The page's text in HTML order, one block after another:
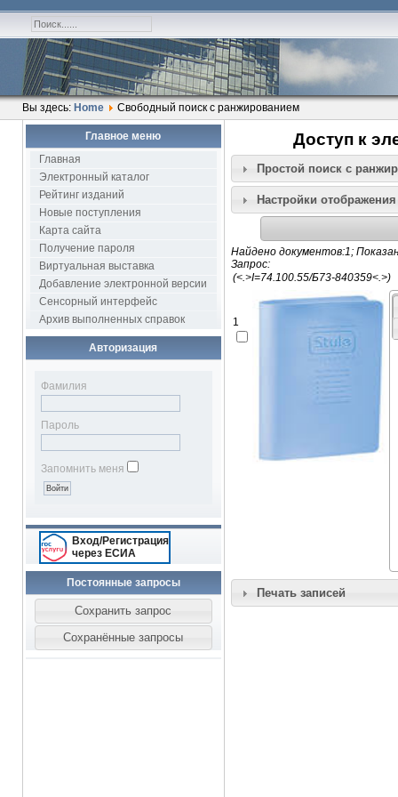
Вы здесь: Home Свободный поиск с ранжированием
Главное меню
Главная
Электронный каталог
Рейтинг изданий
Новые поступления
Карта сайта
Получение пароля
Виртуальная выставка
Добавление электронной версии
Сенсорный интерфейс
Архив выполненных справок
Авторизация
Фамилия
Пароль
Запомнить меня
Вход/Регистрация
через ЕСИА
Постоянные запросы
Доступ к
Простой поиск c
Настройки отображения
Найдено документов:1;
Запрос:
1
Печать записей